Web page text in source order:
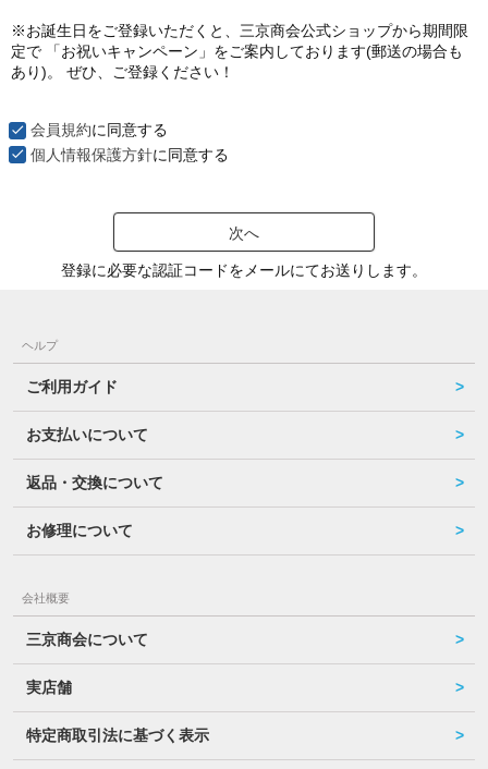
※お誕生日をご登録いただくと、三京商会公式ショップから期間限
定で 「お祝いキャンペーン」をご案内しております(郵送の場合も
あり)。 ぜひ、ご登録ください！
会員規約に同意する
個人情報保護方針に同意する
次へ
登録に必要な認証コードをメールにてお送りします。
ヘルプ
ご利用ガイド
お支払いについて
返品・交換について
お修理について
会社概要
三京商会について
実店舗
特定商取引法に基づく表示